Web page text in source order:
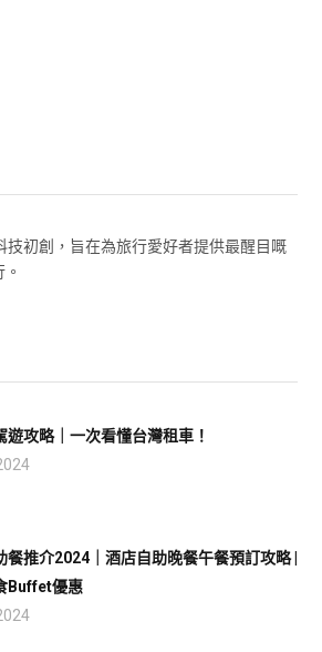
技初創，旨在為旅行愛好者提供最醒目嘅
遊攻略｜一次看懂台灣租車！
餐推介2024｜酒店自助晚餐午餐預訂攻略 |
Buffet優惠